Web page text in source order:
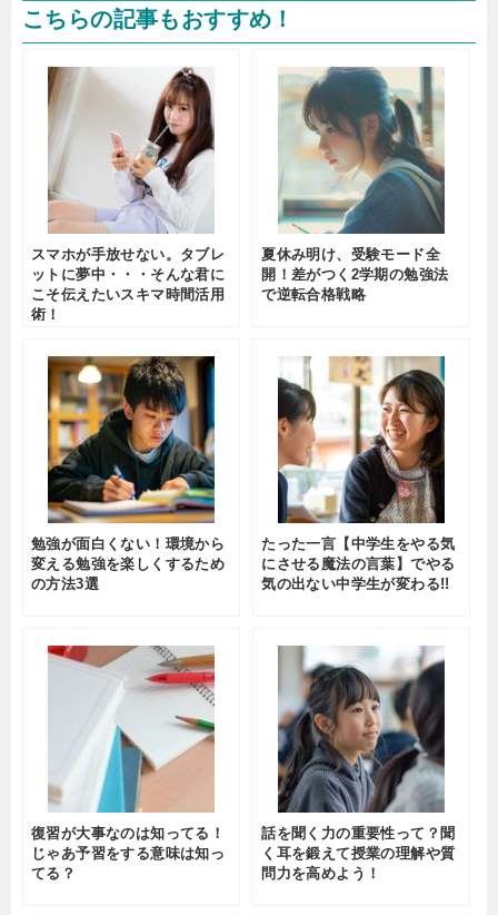
こちらの記事もおすすめ！
スマホが手放せない。タブレ
ットに夢中・・・そんな君に
こそ伝えたいスキマ時間活用
術！
夏休み明け、受験モード全
開！差がつく2学期の勉強法
で逆転合格戦略
勉強が面白くない！環境から
変える勉強を楽しくするため
の方法3選
たった一言【中学生をやる気
にさせる魔法の言葉】でやる
気の出ない中学生が変わる!!
復習が大事なのは知ってる！
じゃあ予習をする意味は知っ
てる？
話を聞く力の重要性って？聞
く耳を鍛えて授業の理解や質
問力を高めよう！